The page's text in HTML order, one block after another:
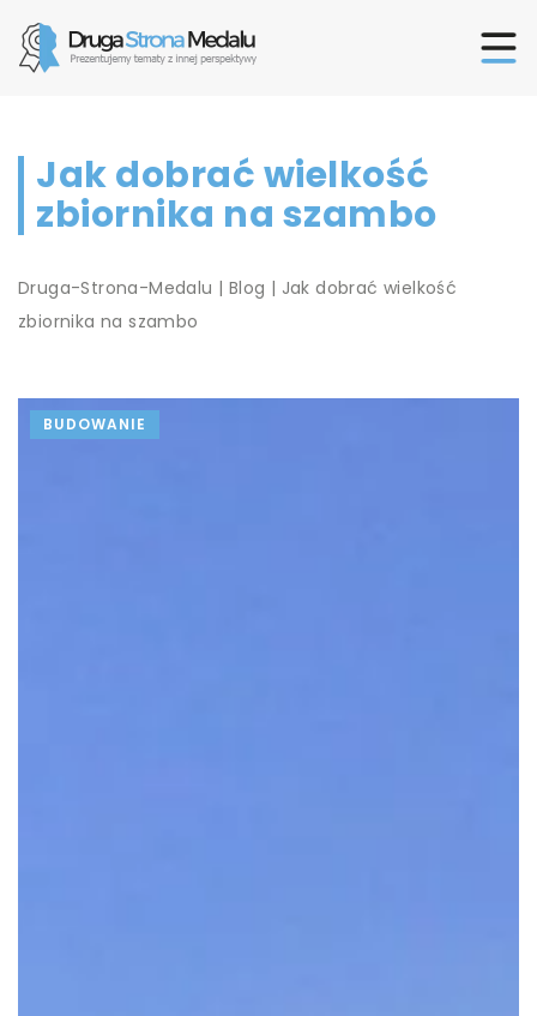
Jak dobrać wielkość
zbiornika na szambo
Druga-Strona-Medalu | Blog | Jak dobrać wielkość
zbiornika na szambo
BUDOWANIE